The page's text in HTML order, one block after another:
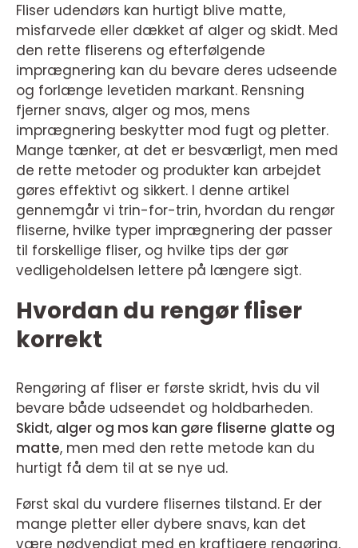
Fliser udendørs kan hurtigt blive matte,
misfarvede eller dækket af alger og skidt. Med
den rette fliserens og efterfølgende
imprægnering kan du bevare deres udseende
og forlænge levetiden markant. Rensning
fjerner snavs, alger og mos, mens
imprægnering beskytter mod fugt og pletter.
Mange tænker, at det er besværligt, men med
de rette metoder og produkter kan arbejdet
gøres effektivt og sikkert. I denne artikel
gennemgår vi trin-for-trin, hvordan du rengør
fliserne, hvilke typer imprægnering der passer
til forskellige fliser, og hvilke tips der gør
vedligeholdelsen lettere på længere sigt.
Hvordan du rengør fliser
korrekt
Rengøring af fliser er første skridt, hvis du vil
bevare både udseendet og holdbarheden.
Skidt, alger og mos kan gøre fliserne glatte og
matte, men med den rette metode kan du
hurtigt få dem til at se nye ud.
Først skal du vurdere flisernes tilstand. Er der
mange pletter eller dybere snavs, kan det
være nødvendigt med en kraftigere rengøring,